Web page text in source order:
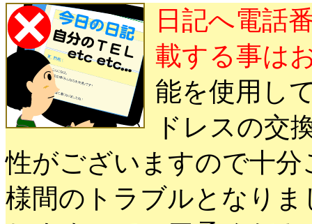
日記へ電話
載する事は
能を使用し
ドレスの交
性がございますので十
様間のトラブルとなり